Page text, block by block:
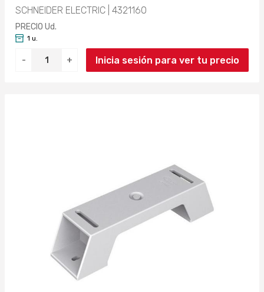
SCHNEIDER ELECTRIC | 4321160
PRECIO Ud.
- +
1 u.
Inicia sesión para ver tu precio